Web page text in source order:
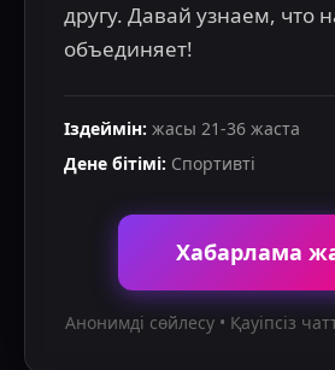
другу. Давай узнаем, что
объединяет!
Іздеймін: жасы 21-36 жаста
Дене бітімі: Спортивті
Хабарлама
Анонимді сөйлесу • Қауіпсіз